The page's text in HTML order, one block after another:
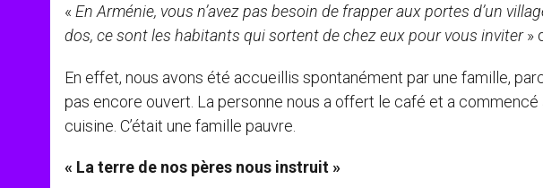
« En Arménie, vous n’avez pas besoin de frapper aux portes d’un
dos, ce sont les habitants qui sortent de chez eux pour vous inviter»
En effet, nous avons été accueillis spontanément par une famille,
pas encore ouvert. La personne nous a offert le café et a
cuisine. C’était une famille pauvre.
« La terre de nos pères nous instruit »